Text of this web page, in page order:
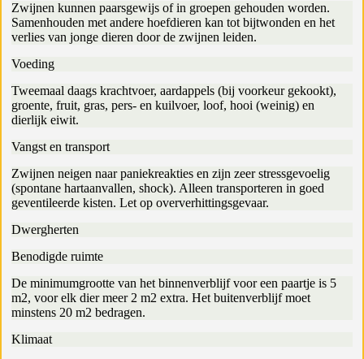
Zwijnen kunnen paarsgewijs of in groepen gehouden worden.
Samenhouden met andere hoefdieren kan tot bijtwonden en het
verlies van jonge dieren door de zwijnen leiden.
Voeding
Tweemaal daags krachtvoer, aardappels (bij voorkeur gekookt),
groente, fruit, gras, pers- en kuilvoer, loof, hooi (weinig) en
dierlijk eiwit.
Vangst en transport
Zwijnen neigen naar paniekreakties en zijn zeer stressgevoelig
(spontane hartaanvallen, shock). Alleen transporteren in goed
geventileerde kisten. Let op oververhittingsgevaar.
Dwergherten
Benodigde ruimte
De minimumgrootte van het binnenverblijf voor een paartje is 5
m2, voor elk dier meer 2 m2 extra. Het buitenverblijf moet
minstens 20 m2 bedragen.
Klimaat